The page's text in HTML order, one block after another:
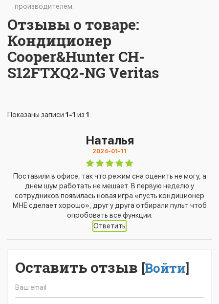
производителем.
Отзывы о товаре:
Кондиционер
Cooper&Hunter CH-
S12FTXQ2-NG Veritas
Показаны записи 1-1 из 1.
Наталья
2024-01-11
Поставили в офисе, так что режим сна оценить не могу, а
днем шум работать не мешает. В первую неделю у
сотрудников появилась новая игра «пусть кондиционер
МНЕ сделает хорошо», друг у друга отбирали пульт чтоб
опробовать все функции.
Ответить
Оставить отзыв [Войти]